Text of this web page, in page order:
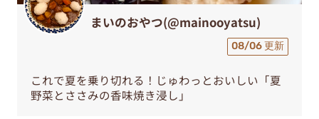
まいのおやつ(@mainooyatsu)
08/06 更新
これで夏を乗り切れる！じゅわっとおいしい「夏
野菜とささみの香味焼き浸し」